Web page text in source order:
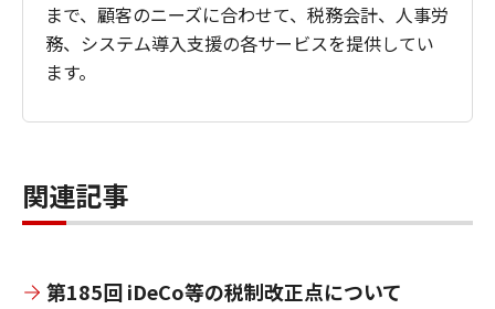
まで、顧客のニーズに合わせて、税務会計、人事労
務、システム導入支援の各サービスを提供してい
ます。
関連記事
第185回 iDeCo等の税制改正点について